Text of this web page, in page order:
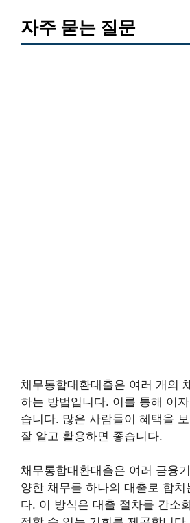
자주 묻는 질문
채무통합대환대출은 여러 개의
하는 방법입니다. 이를 통해 이
습니다. 많은 사람들이 혜택을
잘 알고 활용하면 좋습니다.
채무통합대환대출은 여러 금융
양한 채무를 하나의 대출로 합치
다. 이 방식은 대출 절차를 간소